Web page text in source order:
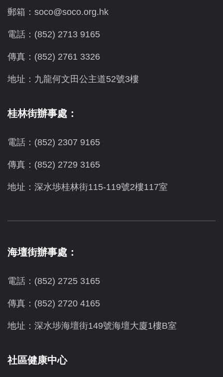
郵箱：soco@soco.org.hk
電話：(852) 2713 9165
傳真：(852) 2761 3326
地址：九龍何文田公主道52號3樓
桂林街辦事處：
電話：(852) 2307 9165
傳真：(852) 2729 3165
地址：深水埗桂林街115-119號2樓117室
海壇街辦事處：
電話：(852) 2725 3165
傳真：(852) 2720 4165
地址：深水埗海壇街149號海壇大廈1樓B室
社區健康中心